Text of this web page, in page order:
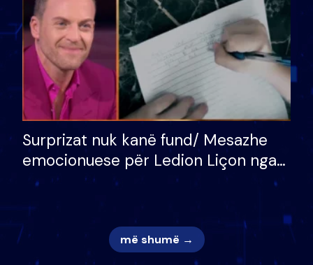
Surprizat nuk kanë fund/ Mesazhe
emocionuese për Ledion Liçon nga
nëna dhe fëmijët e tij, moderatori
nuk i mban dot lotët: Nuk meritoj…
më shumë →